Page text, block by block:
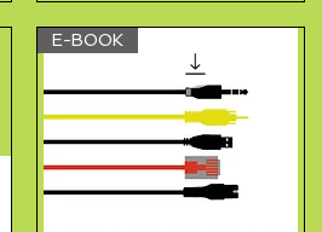
E-BOOK